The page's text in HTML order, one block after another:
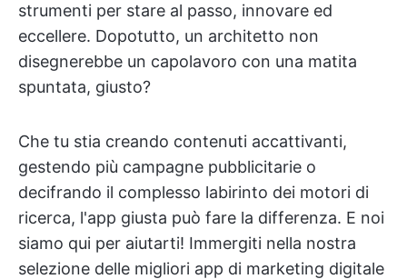
strumenti per stare al passo, innovare ed
eccellere. Dopotutto, un architetto non
disegnerebbe un capolavoro con una matita
spuntata, giusto?
Che tu stia creando contenuti accattivanti,
gestendo più campagne pubblicitarie o
decifrando il complesso labirinto dei motori di
ricerca, l'app giusta può fare la differenza. E noi
siamo qui per aiutarti! Immergiti nella nostra
selezione delle migliori app di marketing digitale